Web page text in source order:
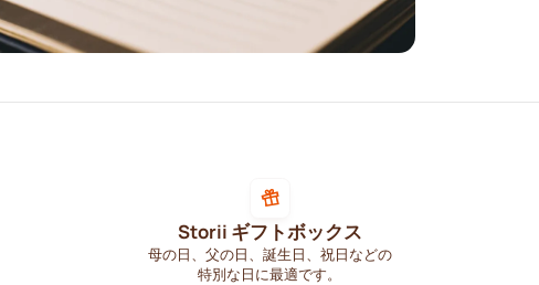
Storii ギフトボックス
母の日、父の日、誕生日、祝日などの
特別な日に最適です。